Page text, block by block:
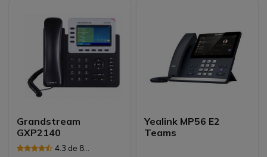
Grandstream
GXP2140
4.3 de 8
Yealink MP56 E2
Teams